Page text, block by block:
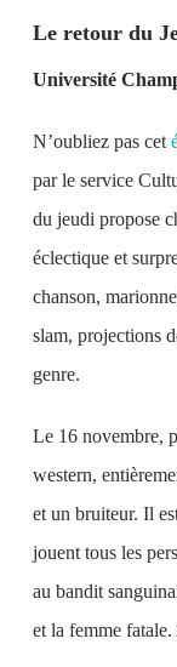
Le retour du
Université
N’oubliez pas cet
par le service
du jeudi propose
éclectique et
chanson,
slam, projections
genre.
Le 16 novembre,
western,
et un bruiteur. Il
jouent tous les
au bandit
et la femme